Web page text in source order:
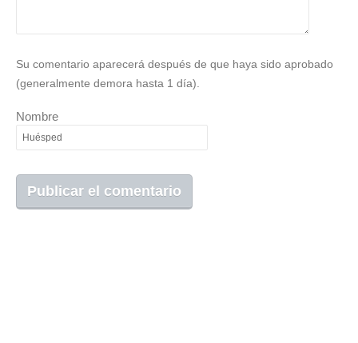
Su comentario aparecerá después de que haya sido aprobado
(generalmente demora hasta 1 día).
Nombre